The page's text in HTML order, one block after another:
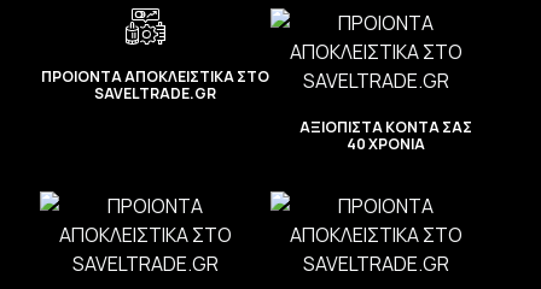
ΠΡΟΙΟΝΤΑ ΑΠΟΚΛΕΙΣΤΙΚΑ ΣΤΟ
SAVELTRADE.GR
ΑΞΙΟΠΙΣΤΑ ΚΟΝΤΑ ΣΑΣ
40 ΧΡΟΝΙΑ